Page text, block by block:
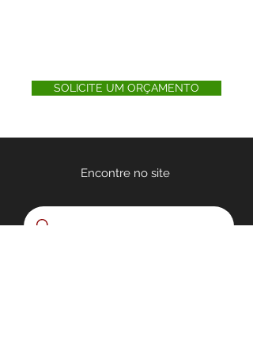
SOLICITE UM ORÇAMENTO
Encontre no site